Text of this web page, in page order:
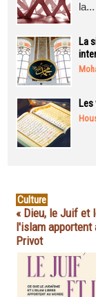
la...
La
Les
Culture
« Dieu, le Juif et
l'islam apportent
Privot